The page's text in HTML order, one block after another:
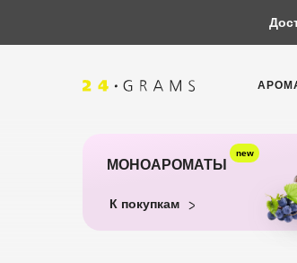
К покупкам
МОНОАРОМАТЫ
new